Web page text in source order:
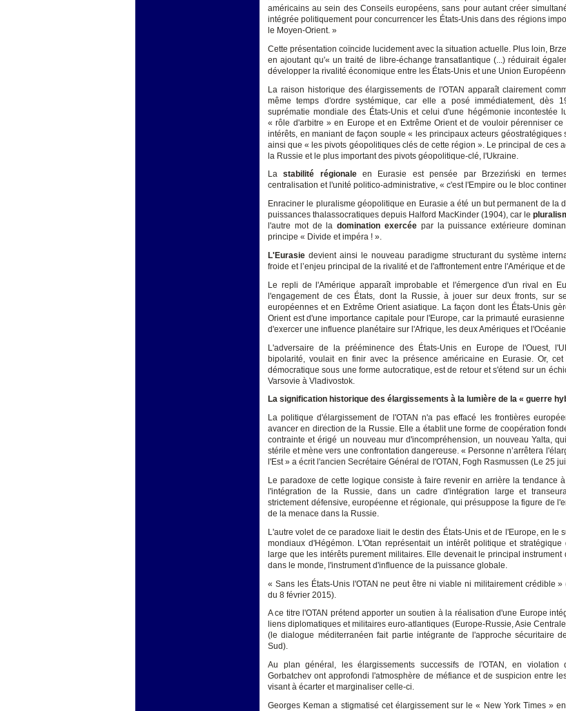
américains au sein des Conseils européens, sans pour autant créer
intégrée politiquement pour concurrencer les États-Unis dans des régions
le Moyen-Orient. »
Cette présentation coïncide lucidement avec la situation actuelle. Plus loin,
en ajoutant qu'« un traité de libre-échange transatlantique (...) réduirait
développer la rivalité économique entre les États-Unis et une Union
La raison historique des élargissements de l'OTAN apparaît clairement
même temps d'ordre systémique, car elle a posé immédiatement, dès
suprématie mondiale des États-Unis et celui d'une hégémonie incontestée
« rôle d'arbitre » en Europe et en Extrême Orient et de vouloir pérenniser
intérêts, en maniant de façon souple « les principaux acteurs géostratégiques
ainsi que « les pivots géopolitiques clés de cette région ». Le principal de ces
la Russie et le plus important des pivots géopolitique-clé, l'Ukraine.
Lastabilité régionaleen Eurasie est pensée par Brzeziński en
centralisation et l'unité politico-administrative, « c'est l'Empire ou le bloc
Enraciner le pluralisme géopolitique en Eurasie a été un but permanent de la
puissances thalassocratiques depuis Halford MacKinder (1904), car le
l'autre mot de ladomination exercée par la puissance extérieure
principe « Divide et impéra ! ».
L'Eurasie devient ainsi le nouveau paradigme structurant du système
froide et l’enjeu principal de la rivalité et de l'affrontement entre l'Amérique et
Le repli de l'Amérique apparaît improbable et l'émergence d'un rival en
l'engagement de ces États, dont la Russie, à jouer sur deux fronts, sur
européennes et en Extrême Orient asiatique. La façon dont les États-Unis
Orient est d'une importance capitale pour l'Europe, car la primauté
d'exercer une influence planétaire sur l'Afrique, les deux Amériques et
L'adversaire de la prééminence des États-Unis en Europe de l'Ouest,
bipolarité, voulait en finir avec la présence américaine en Eurasie. Or,
démocratique sous une forme autocratique, est de retour et s'étend sur un
Varsovie à Vladivostok.
La signification historique des élargissements à la lumière de la « guerre
La politique d'élargissement de l'OTAN n'a pas effacé les frontières
avancer en direction de la Russie. Elle a établit une forme de coopération
contrainte et érigé un nouveau mur d'incompréhension, un nouveau Yalta,
stérile et mène vers une confrontation dangereuse. « Personne n’arrêtera
l'Est » a écrit l'ancien Secrétaire Général de l'OTAN, Fogh Rasmussen (Le 25
Le paradoxe de cette logique consiste à faire revenir en arrière la tendance
l'intégration de la Russie, dans un cadre d'intégration large et
strictement défensive, européenne et régionale, qui présuppose la figure de
de la menace dans la Russie.
L'autre volet de ce paradoxe liait le destin des États-Unis et de l'Europe, en le
mondiaux d'Hégémon. L'Otan représentait un intérêt politique et
large que les intérêts purement militaires. Elle devenait le principal instrument
dans le monde, l'instrument d'influence de la puissance globale.
« Sans les États-Unis l'OTAN ne peut être ni viable ni militairement crédible »
du 8 février 2015).
A ce titre l'OTAN prétend apporter un soutien à la réalisation d'une Europe
liens diplomatiques et militaires euro-atlantiques (Europe-Russie, Asie
(le dialogue méditerranéen fait partie intégrante de l'approche sécuritaire
Sud).
Au plan général, les élargissements successifs de l'OTAN, en violation
Gorbatchev ont approfondi l'atmosphère de méfiance et de suspicion entre
visant à écarter et marginaliser celle-ci.
Georges Keman a stigmatisé cet élargissement sur le « New York Times »